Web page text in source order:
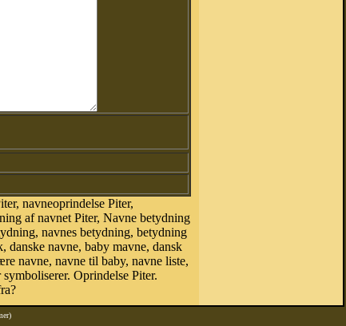
navneoprindelse Piter,
af navnet Piter, Navne betydning
navnes betydning, betydning
danske navne, baby mavne, dansk
navne, navne til baby, navne liste,
Oprindelse Piter.